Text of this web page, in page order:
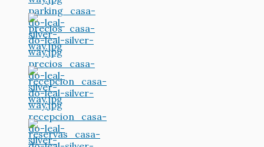
parking_casa-
do-leal-
silver-
way.jpg
precios_casa-
do-leal-
silver-
way.jpg
recepcion_casa-
do-leal-
silver-